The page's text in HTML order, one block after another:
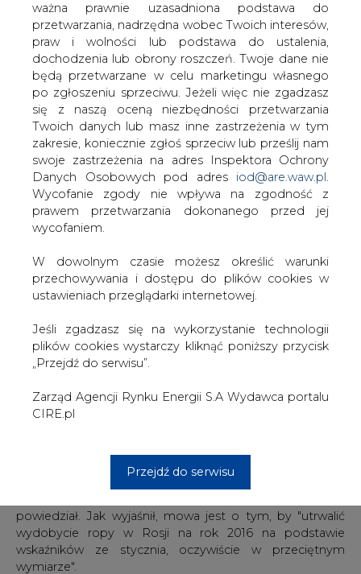
ważna prawnie uzasadniona podstawa do
przetwarzania, nadrzędna wobec Twoich interesów,
praw i wolności lub podstawa do ustalenia,
dochodzenia lub obrony roszczeń. Twoje dane nie
będą przetwarzane w celu marketingu własnego
po zgłoszeniu sprzeciwu. Jeżeli więc nie zgadzasz
się z naszą oceną niezbędności przetwarzania
Twoich danych lub masz inne zastrzeżenia w tym
zakresie, koniecznie zgłoś sprzeciw lub prześlij nam
swoje zastrzeżenia na adres Inspektora Ochrony
Danych Osobowych pod adres iod@are.waw.pl.
Wycofanie zgody nie wpływa na zgodność z
prawem przetwarzania dokonanego przed jej
wycofaniem.
W dowolnym czasie możesz określić warunki
przechowywania i dostępu do plików cookies w
ustawieniach przeglądarki internetowej.
Jeśli zgadzasz się na wykorzystanie technologii
plików cookies wystarczy kliknąć poniższy przycisk
„Przejdź do serwisu”.
Zarząd Agencji Rynku Energii S.A Wydawca portalu
CIRE.pl
Przejdź do serwisu
Prezydent Władimir Putin poinformował
we wtorek na spotkaniu z szefami
rosyjskich koncernów naftowych, że
Rosja praktycznie uzgodniła z innymi
krajami zamrożenie pułapu wydobycia
ropy. Jak zaznaczył, przekazano mu, że
szefowie koncernów zaakceptowali ten
krok.
porozumiał się z partnerami na światowym rynku" w
sprawie zamrożenia pułapu wydobycia ropy - powiedział
Putin na początku spotkania. Dodał, że chodzi o pułap
Szef państwa dodał następnie, że minister przekazał mu
informację o zgodzie biznesu rosyjskiego na taki krok.
szefów koncernów na ten temat.
uczestnikami rynku naftowego. "Dyskusje dotyczą
metod, które mogłyby zapewnić stabilność rynku; chodzi
powiedział. Jak wyjaśnił, mowa jest o tym, by "utrwalić
wydobycie ropy w Rosji na rok 2016 na podstawie
wskaźników ze stycznia, oczywiście w przeciętnym
wymiarze".